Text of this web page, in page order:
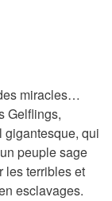
miracles…
Gelflings,
gigantesque, qui
peuple sage
les terribles et
esclavages.